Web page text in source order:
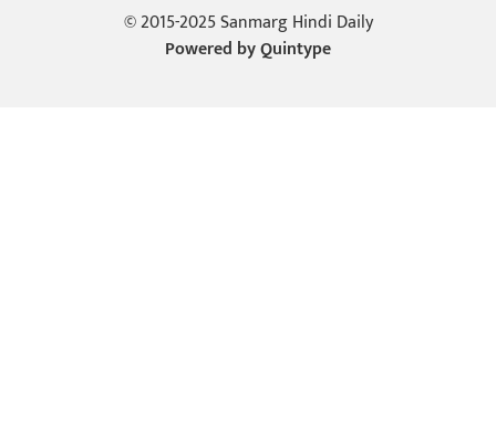
© 2015-2025 Sanmarg Hindi Daily
Powered byQuintype